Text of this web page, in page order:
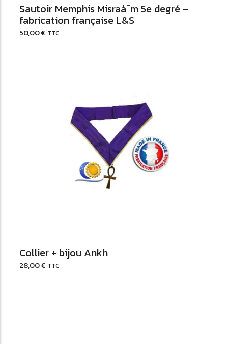
Sautoir Memphis Misraà¯m 5e degré –
fabrication française L&S
50,00€ TTC
Ajouter au Panier
Collier + bijou Ankh
28,00€ TTC